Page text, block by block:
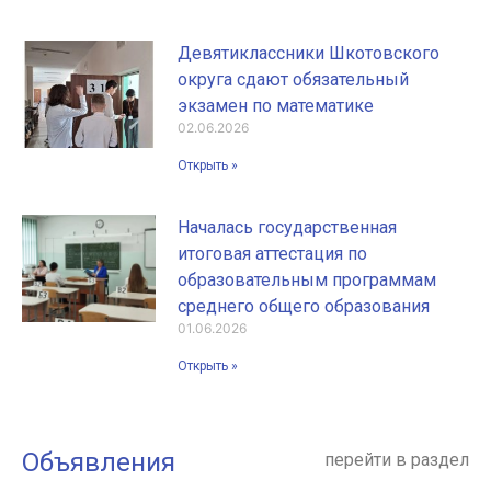
Девятиклассники Шкотовского
округа сдают обязательный
экзамен по математике
02.06.2026
Открыть »
Началась государственная
итоговая аттестация по
образовательным программам
среднего общего образования
01.06.2026
Открыть »
Объявления перейти в раздел